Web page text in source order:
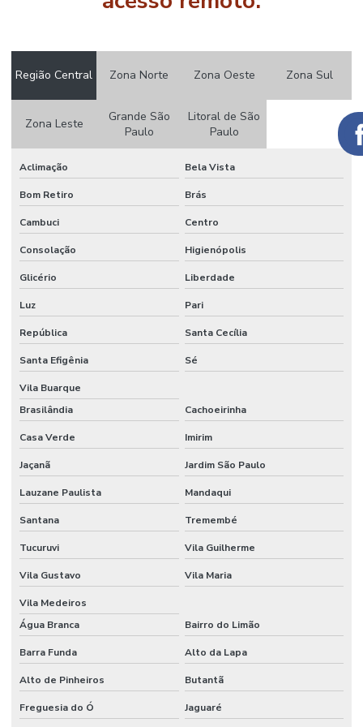
VALOR
AUTOMAÇÃO
CONDOMINIO
AUTOMAÇÃO
RESIDENCIAL
REMOTO
AUTOMAÇÃO
EM
AMERICANA
AUTOMAÇÃO
RESIDENCIAL
AMERICANA
SP
AUTOMAÇÃO
RESIDENCIAL
BALNEARIO
CAMBORIU
AUTOMAÇÃO
RESIDENCIAL
BELO
HORIZONTE
RESIDENCIAL
AUTOMAÇÃO
RESIDENCIAL
Região Central Zona Norte Zona Oeste Zona Sul
Zona Leste
Grande São
Paulo
Litoral de São
Paulo
Aclimação Bela Vista
Bom Retiro Brás
Cambuci Centro
Consolação Higienópolis
Glicério Liberdade
Luz Pari
República Santa Cecília
Santa Efigênia Sé
Vila Buarque
Brasilândia
Cachoeirinha
Casa Verde Imirim
Jaçanã Jardim São Paulo
Lauzane Paulista Mandaqui
Santana Tremembé
Tucuruvi Vila Guilherme
Vila Gustavo Vila Maria
Vila Medeiros
Água Branca
Bairro do Limão
Barra Funda Alto da Lapa
Alto de Pinheiros Butantã
Freguesia do Ó Jaguaré